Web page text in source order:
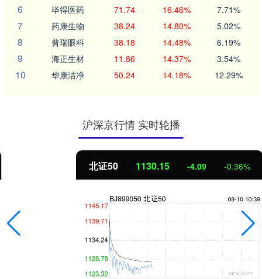
6 毕得医药 71.74 16.46% 7.71%
7 药康生物 38.24 14.80% 5.02%
8 普瑞眼科 38.18 14.48% 6.19%
9 海正生材 11.86 14.37% 3.54%
10 华康洁净 50.24 14.18% 12.29%
沪深京行情 实时轮播
1130.15 -4.09 -0.36%